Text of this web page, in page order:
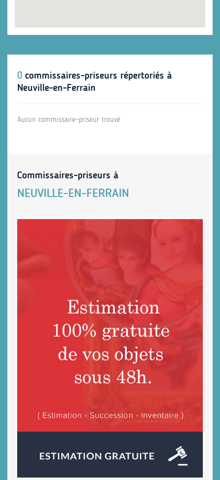
0 commissaires-priseurs répertoriés à
Neuville-en-Ferrain
Aucun commissaire-priseur trouvé
Commissaires-priseurs à
NEUVILLE-EN-FERRAIN